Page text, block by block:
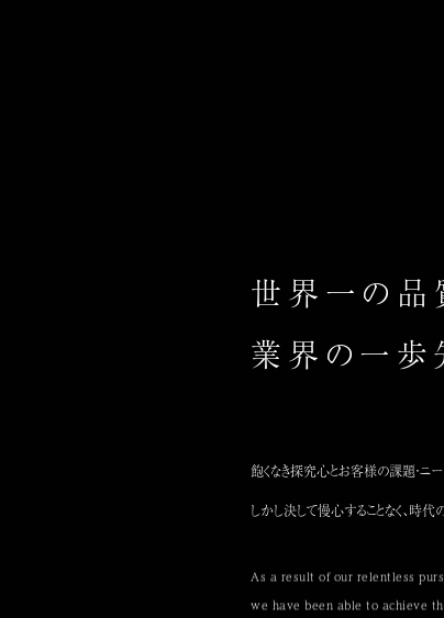
世界一の品
業界の一歩
飽くなき探究心とお客様の課題・ニ
しかし決して慢心することなく、時
As a result of our relentless
we have been able to achieve